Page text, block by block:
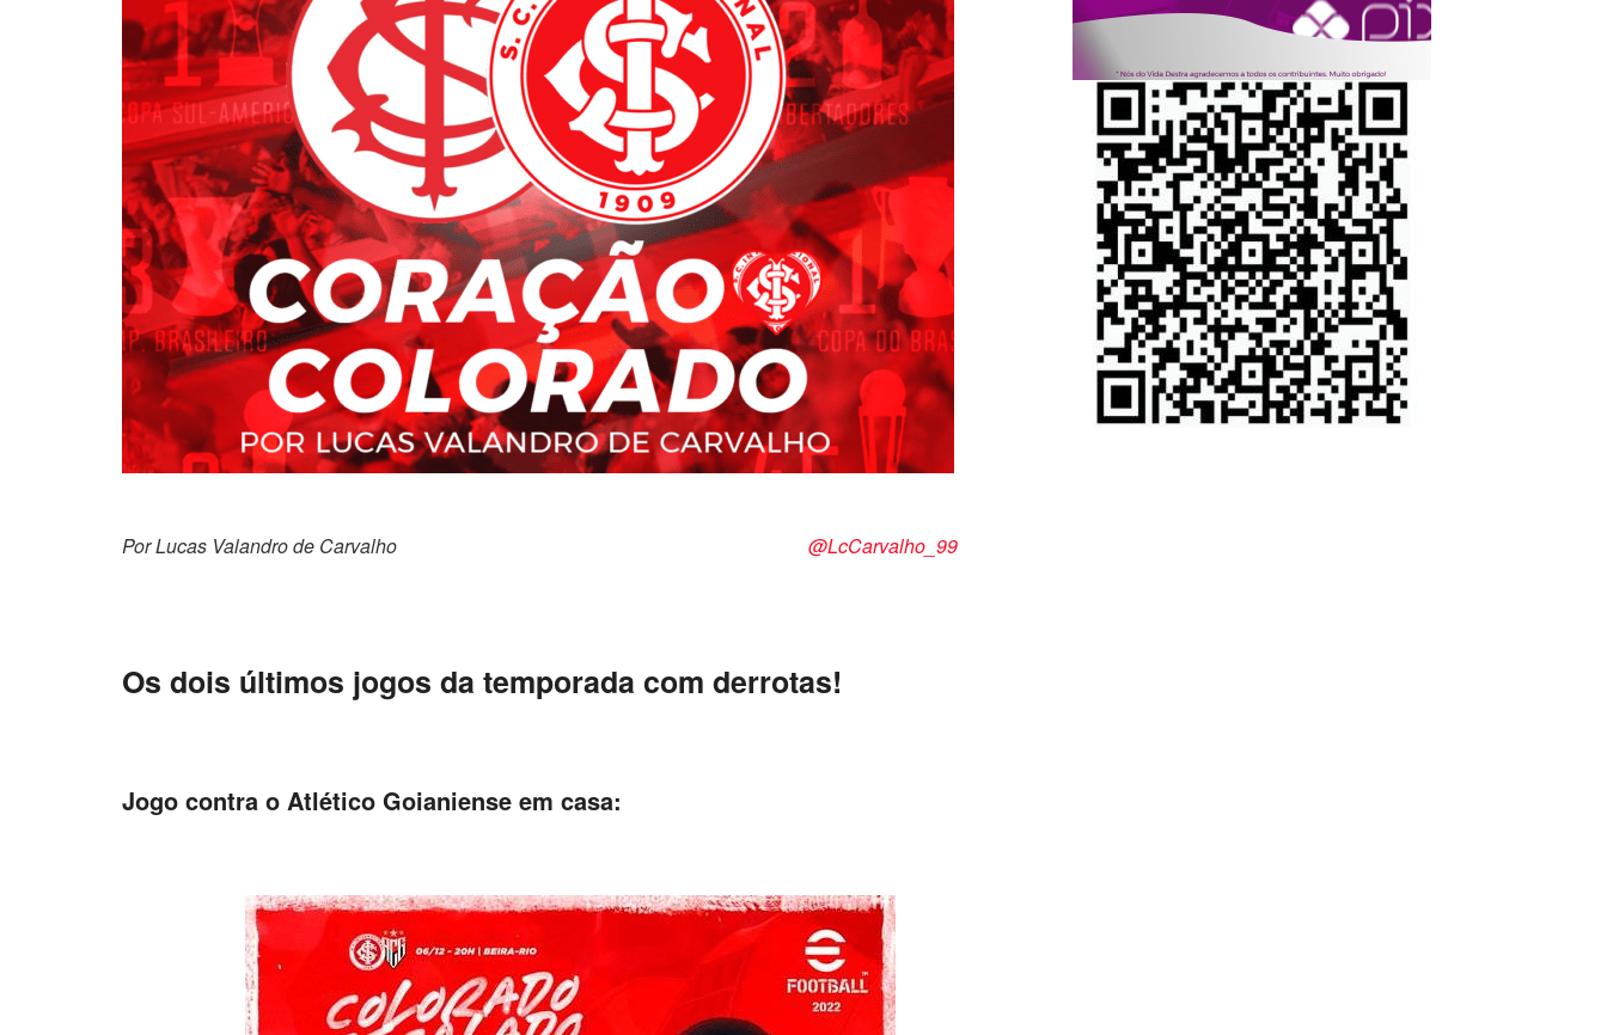
Por Lucas Valandro de Carvalho @LcCarvalho_99
Os dois últimos jogos da temporada com derrotas!
Jogo contra o Atlético Goianiense em casa: